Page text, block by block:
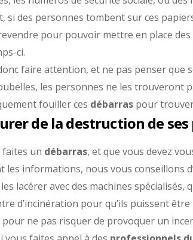
si des personnes tombent sur ces
pour pouvoir mettre en place
ci.
faire attention, et ne pas penser que
les personnes ne les trouveront
fouiller ces débarraspour trouver
de la destruction de
faites un débarras, et que vous devez
les informations, nous vous conseillons
lacérer avec des machines
d’incinération pour qu’ils puissent
ne pas risquer de provoquer un